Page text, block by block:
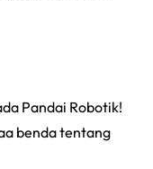
Pandai Robotik!
benda tentang